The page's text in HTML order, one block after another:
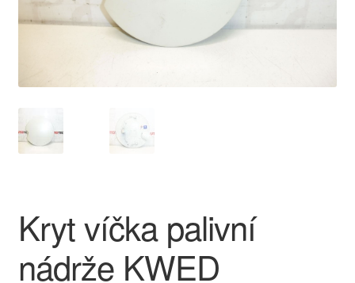
O nás
Platby
Reklamace
Reklamační řád
Kryt víčka palivní
nádrže KWED